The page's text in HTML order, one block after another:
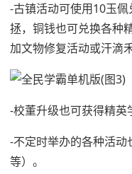
-古镇活动可使用10玉
拯，铜钱也可兑换各种
加文物修复活动或汗滴
-校董升级也可获得精英
-不定时举办的各种活动
等）。